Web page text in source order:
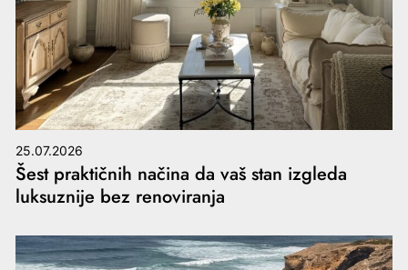
25.07.2026
Šest praktičnih načina da vaš stan izgleda
luksuznije bez renoviranja